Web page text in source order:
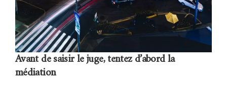
Avant de saisir le juge, tentez d’abord la
médiation